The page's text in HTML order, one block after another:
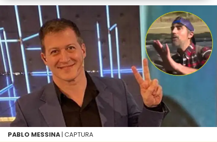
PABLO MESSINA | CAPTURA